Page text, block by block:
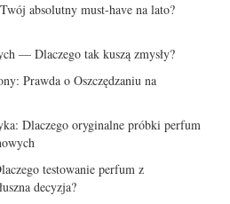
absolutny must-have na lato?
— Dlaczego tak kuszą zmysły?
Prawda o Oszczędzaniu na
Dlaczego oryginalne próbki perfum
testowanie perfum z
decyzja?